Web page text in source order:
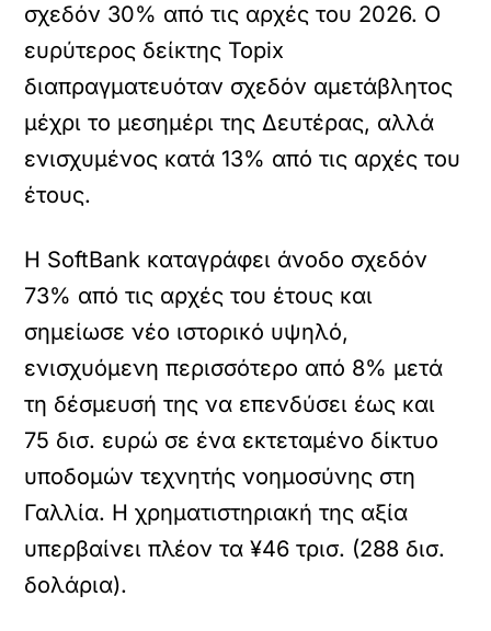
σχεδόν 30% από τις αρχές του 2026. Ο
ευρύτερος δείκτης Topix
διαπραγματευόταν σχεδόν αμετάβλητος
μέχρι το μεσημέρι της Δευτέρας, αλλά
ενισχυμένος κατά 13% από τις αρχές του
έτους.
Η SoftBank καταγράφει άνοδο σχεδόν
73% από τις αρχές του έτους και
σημείωσε νέο ιστορικό υψηλό,
ενισχυόμενη περισσότερο από 8% μετά
τη δέσμευσή της να επενδύσει έως και
75 δισ. ευρώ σε ένα εκτεταμένο δίκτυο
υποδομών τεχνητής νοημοσύνης στη
Γαλλία. Η χρηματιστηριακή της αξία
υπερβαίνει πλέον τα ¥46 τρισ. (288 δισ.
δολάρια).